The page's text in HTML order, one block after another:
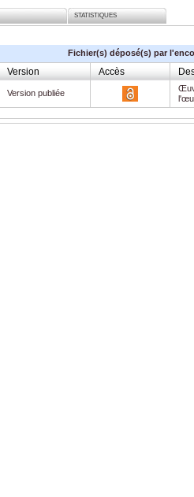
STATISTIQUES
Fichier(s) déposé(s) par
Version Accès
Version publiée